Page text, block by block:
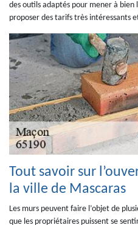
des outils adaptés pour mener à
proposer des tarifs très intéressants
Tout savoir sur
la ville de Mascaras
Les murs peuvent faire l’objet de
que les propriétaires puissent se